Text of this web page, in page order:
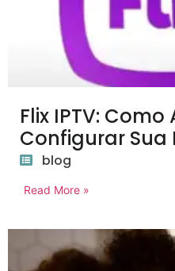
Flix IPTV:
Configurar Sua
blog
Read More »